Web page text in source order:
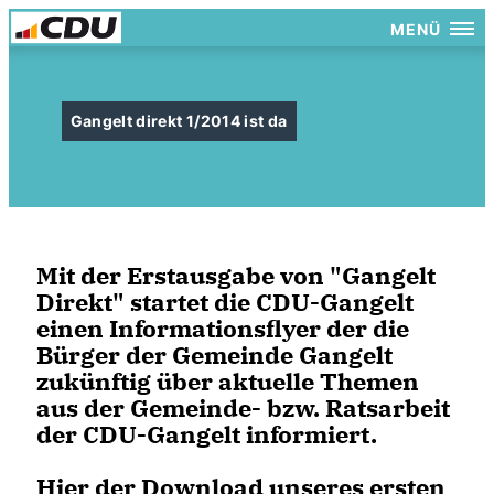
MENÜ
Gangelt direkt 1/2014 ist da
Mit der Erstausgabe von "Gangelt
Direkt" startet die CDU-Gangelt
einen Informationsflyer der die
Bürger der Gemeinde Gangelt
zukünftig über aktuelle Themen
aus der Gemeinde- bzw. Ratsarbeit
der CDU-Gangelt informiert.
Hier der Download unseres ersten